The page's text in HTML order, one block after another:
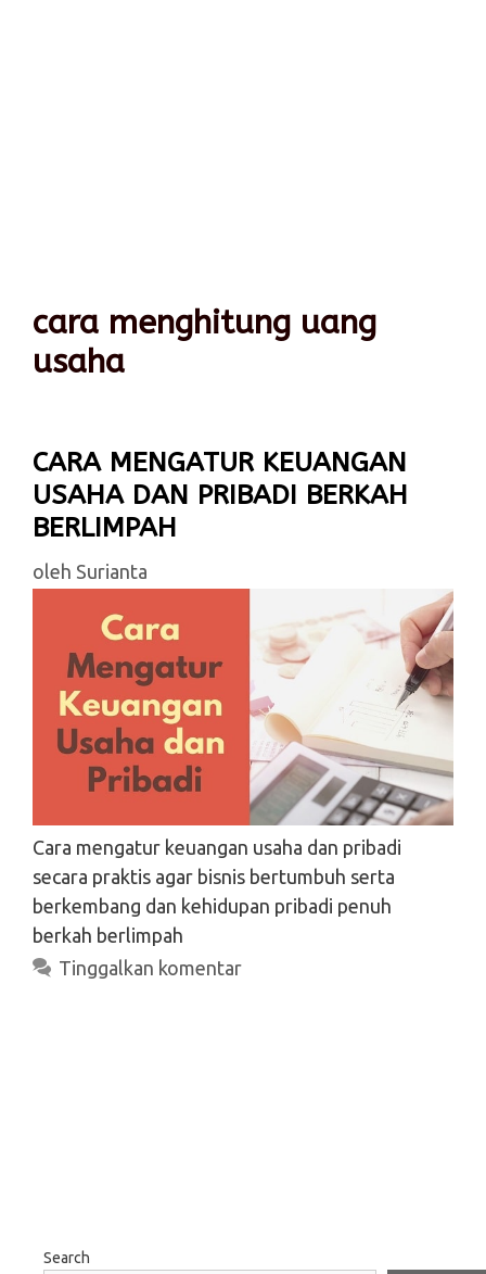
cara menghitung uang
usaha
CARA MENGATUR KEUANGAN
USAHA DAN PRIBADI BERKAH
BERLIMPAH
oleh Surianta
Cara mengatur keuangan usaha dan pribadi
secara praktis agar bisnis bertumbuh serta
berkembang dan kehidupan pribadi penuh
berkah berlimpah
Tinggalkan komentar
Search